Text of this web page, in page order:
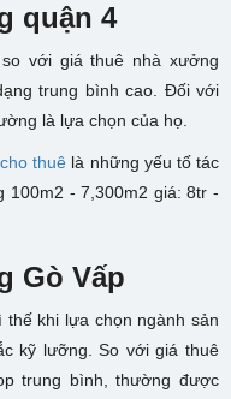
quận 4
với giá thuê nhà xưởng
trung bình cao. Đối với
là lựa chọn của họ.
thuê là những yếu tố tác
100m2 - 7,300m2 giá: 8tr -
Gò Vấp
khi lựa chọn ngành sản
kỹ lưỡng. So với giá thuê
trung bình, thường được